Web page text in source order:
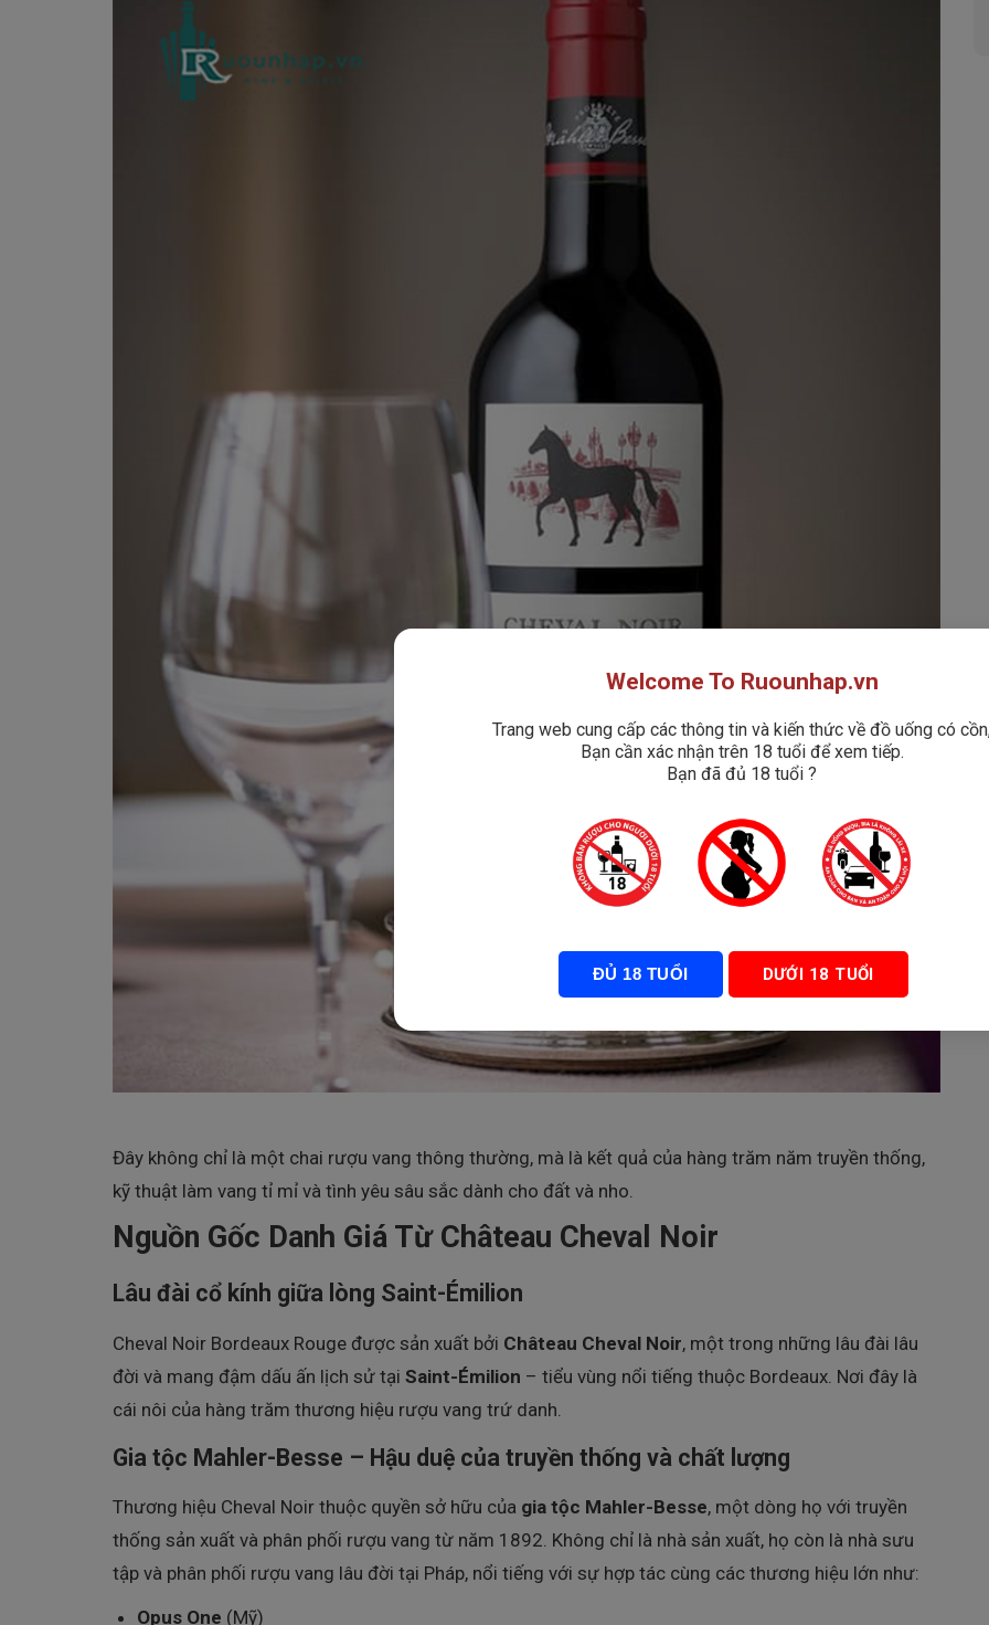
Đây không chỉ là một chai rượu vang thông thường, mà là kết quả của hàng trăm năm truyền thống,
kỹ thuật làm vang tỉ mỉ và tình yêu sâu sắc dành cho đất và nho.
Nguồn Gốc Danh Giá Từ Château Cheval Noir
Lâu đài cổ kính giữa lòng Saint-Émilion
Cheval Noir Bordeaux Rouge được sản xuất bởi Château Cheval Noir, một trong những lâu đài lâu
đời và mang đậm dấu ấn lịch sử tại Saint-Émilion – tiểu vùng nổi tiếng thuộc Bordeaux. Nơi đây là
cái nôi của hàng trăm thương hiệu rượu vang trứ danh.
Gia tộc Mahler-Besse – Hậu duệ của truyền thống và chất lượng
Thương hiệu Cheval Noir thuộc quyền sở hữu của gia tộc Mahler-Besse, một dòng họ với truyền
thống sản xuất và phân phối rượu vang từ năm 1892. Không chỉ là nhà sản xuất, họ còn là nhà sưu
tập và phân phối rượu vang lâu đời tại Pháp, nổi tiếng với sự hợp tác cùng các thương hiệu lớn như:
Opus One (Mỹ)
Welcome To Ruounhap.vn
Trang web cung cấp các thông tin và kiến thức về đồ uống có
Bạn cần xác nhận trên 18 tuổi để xem tiếp.
Bạn đã đủ 18 tuổi ?
ĐỦ 18 TUỔI DƯỚI 18 TUỔI